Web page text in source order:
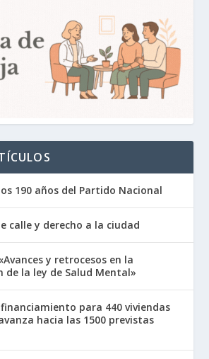
190 años del Partido Nacional
calle y derecho a la ciudad
y retrocesos en la
de la ley de Salud Mental»
para 440 viviendas
hacia las 1500 previstas